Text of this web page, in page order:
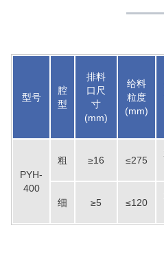
型号
腔
型
排料
口尺
寸
(mm)
给料
粒度
(mm)
PYH-
400
粗 ≥16 ≤275
细
≥5 ≤120
湖北省中昇东浩荆门建材